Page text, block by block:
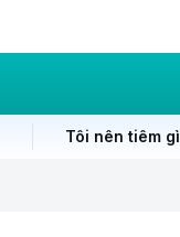
Tôi nên tiêm gì